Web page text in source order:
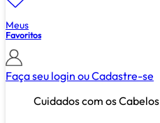
Meus
Favoritos
Faça seu login ouCadastre-se
Cuidados com os Cabelos